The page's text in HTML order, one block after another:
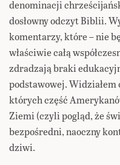
denominacji
dosłowny odczyt Biblii.
komentarzy, które – nie
właściwie całą
zdradzają braki
podstawowej.
których część
Ziemi (czyli pogląd, że
bezpośredni, naoczny
dziwi.